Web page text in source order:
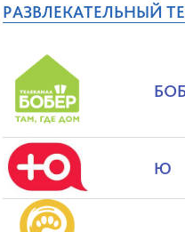
РАЗВЛЕКАТЕЛЬНЫЙ
Ю